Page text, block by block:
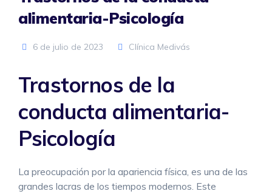
alimentaria-Psicología
6 de julio de 2023 Clínica Medivás
Trastornos de la
conducta alimentaria-
Psicología
La preocupación por la apariencia física, es una de las
grandes lacras de los tiempos modernos. Este